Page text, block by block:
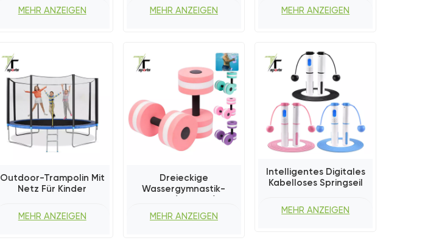
MEHR ANZEIGEN
Trainingsgerät
MEHR ANZEIGEN
Massageball
MEHR ANZEIGEN
Outdoor-Trampolin Mit
Netz Für Kinder
MEHR ANZEIGEN
Dreieckige
Wassergymnastik-
Eigenmarken-
Eigenmarke
MEHR ANZEIGEN
Intelligentes Digitales
Kabelloses Springseil
MEHR ANZEIGEN